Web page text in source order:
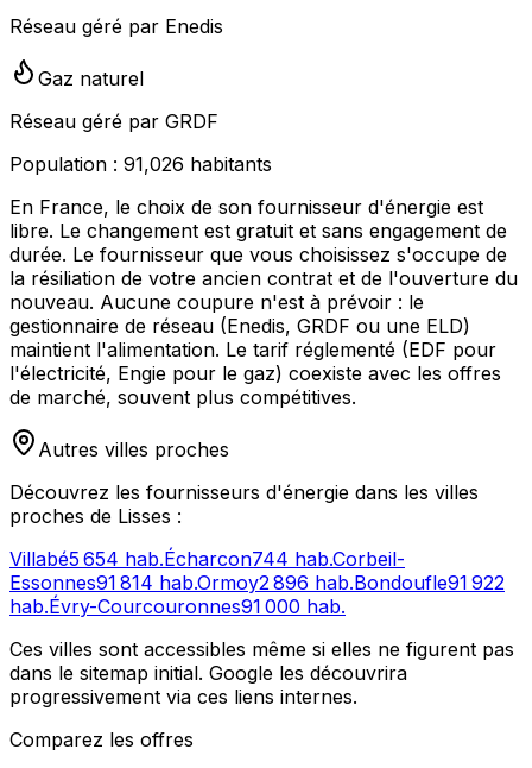
Réseau géré par Enedis
Gaz naturel
Réseau géré par GRDF
Population : 91,026 habitants
En France, le choix de son fournisseur d'énergie est
libre. Le changement est gratuit et sans engagement de
durée. Le fournisseur que vous choisissez s'occupe de
la résiliation de votre ancien contrat et de l'ouverture du
nouveau. Aucune coupure n'est à prévoir : le
gestionnaire de réseau (Enedis, GRDF ou une ELD)
maintient l'alimentation. Le tarif réglementé (EDF pour
l'électricité, Engie pour le gaz) coexiste avec les offres
de marché, souvent plus compétitives.
Autres villes proches
Découvrez les fournisseurs d'énergie dans les villes
proches de Lisses :
Villabé5 654 hab.Écharcon744 hab.Corbeil-
Essonnes91 814 hab.Ormoy2 896 hab.Bondoufle91 922
hab.Évry-Courcouronnes91 000 hab.
Ces villes sont accessibles même si elles ne figurent pas
dans le sitemap initial. Google les découvrira
progressivement via ces liens internes.
Comparez les offres